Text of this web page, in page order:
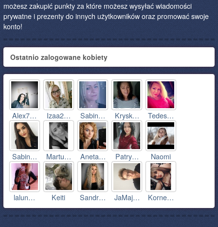
możesz zakupić punkty za które możesz wysyłać wiadomości
prywatne i prezenty do innych użytkowników oraz promować swoje
konto!
Ostatnio zalogowane kobiety
Alex7… Izaa2… Sabin… Krysk… Tedes…
Sabin… Martu… Aneta… Patry… Naomi
lalun… Keiti Sandr… JaMaj… Korne…